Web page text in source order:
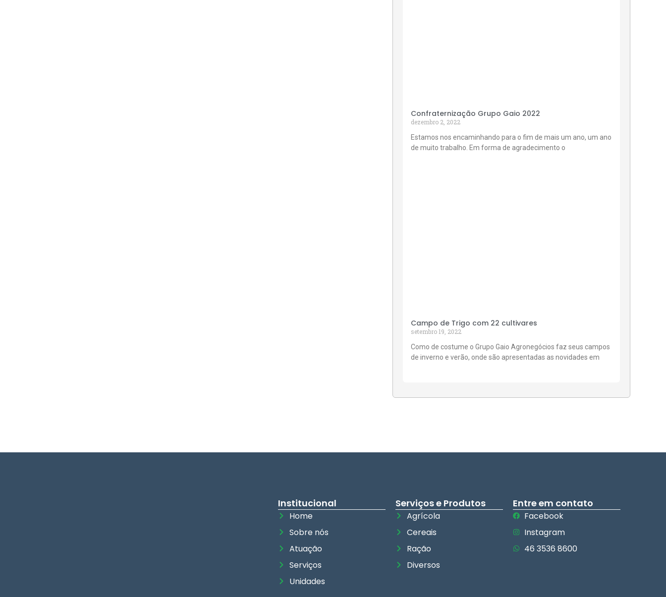
Confraternização Grupo Gaio 2022
dezembro 2, 2022
Estamos nos encaminhando para o fim de mais um ano, um ano
de muito trabalho. Em forma de agradecimento o
Campo de Trigo com 22 cultivares
setembro 19, 2022
Como de costume o Grupo Gaio Agronegócios faz seus campos
de inverno e verão, onde são apresentadas as novidades em
Institucional
Home
Sobre nós
Atuação
Serviços
Unidades
Serviços e Produtos
Agrícola
Cereais
Ração
Diversos
Entre em contato
Facebook
Instagram
46 3536 8600